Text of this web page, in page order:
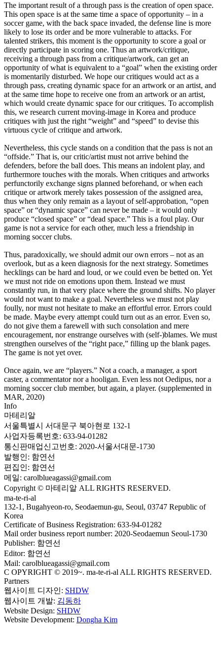
The important result of a through pass is the creation of open space.
This open space is at the same time a space of opportunity – in a
soccer game, with the back space invaded, the defense line is more
likely to lose its order and be more vulnerable to attacks. For
talented strikers, this moment is the opportunity to score a goal or
directly participate in scoring one. Thus an artwork/critique,
receiving a through pass from a critique/artwork, can get an
opportunity of what is equivalent to a “goal” when the existing order
is momentarily disturbed. We hope our critiques would act as a
through pass, creating dynamic space for an artwork or an artist, and
at the same time hope to receive one from an artwork or an artist,
which would create dynamic space for our critiques. To accomplish
this, we research current moving-image in Korea and produce
critiques with just the right “weight” and “speed” to devise this
virtuous cycle of critique and artwork.
Nevertheless, this cycle stands on a condition that the pass is not an
“offside.” That is, our critic/artist must not arrive behind the
defenders, before the ball does. This means an indolent play, and
furthermore touches with the morals. When critiques and artworks
perfunctorily exchange signs planned beforehand, or when each
critique or artwork merely takes possession of the assigned area,
thus when they only remain as a layout of self-approbation, “open
space” or “dynamic space” can never be made – it would only
produce “closed space” or “dead space.” This is a foul play. Our
game is not a service for each other, much less a friendship in
morning soccer clubs.
Thus, paradoxically, we should admit our own errors – not as an
overlook, but as a keen diagnosis for the next strategy. Sometimes
hecklings can be hard and loud, or we could even be betted on. Yet
we must not ride on emotions upon them. Instead we must
constantly run, in that very place where the ground shifts. No player
would not want to make a goal. Nevertheless we must not play
foully, nor must not hesitate to make an effortful error. Errors could
be made. Maybe every attempt could turn out as an error. Even so,
do not give them a farewell with such consolation and mere
encouragement, nor enstrange ourselves with (self-)blames. We must
strengthen ourselves of the “right pace,” filling up the blank pages.
The game is not yet over.
Once again, we are “players.” Not a coach, a manager, a sport
caster, a commentator nor a hooligan. Even less not Oedipus, nor a
morning soccer club member, but again, a player. (supplemented in
MAR, 2020)
Info
마테리알
서울특별시 서대문구 북아현로 132-1
사업자등록번호: 633-94-01282
통신판매업신고번호: 2020-서울서대문-1730
발행인: 함연선
편집인: 함연선
메일: carolblueagassi@gmail.com
Copyright © 마테리알 ALL RIGHTS RESERVED.
ma-te-ri-al
132-1, Bugahyeon-ro, Seodaemun-gu, Seoul, 03747 Republic of
Korea
Certificate of Business Registration: 633-94-01282
Mail order business report number: 2020-Seodaemun Seoul-1730
Publisher: 함연선
Editor: 함연선
Mail: carolblueagassi@gmail.com
C OPYRIGHT © 2019~. ma-te-ri-al ALL RIGHTS RESERVED.
Partners
웹사이트 디자인: SHDW
웹사이트 개발: 김동하
Website Design: SHDW
Website Development: Dongha Kim